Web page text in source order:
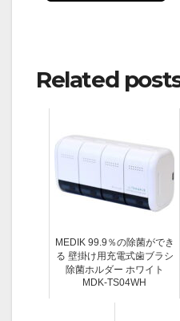
Related
MEDIK 99.9％の除菌ができ
る 壁掛け用充電式歯ブラシ
除菌ホルダー ホワイト
MDK-TS04WH